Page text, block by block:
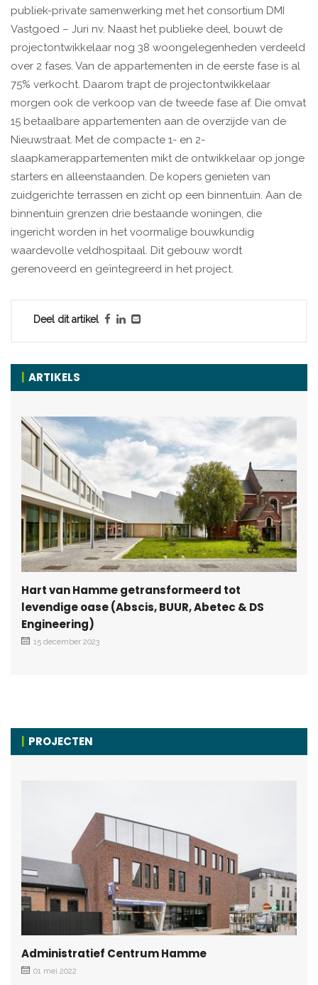
publiek-private samenwerking met het consortium DMI
Vastgoed – Juri nv. Naast het publieke deel, bouwt de
projectontwikkelaar nog 38 woongelegenheden verdeeld
over 2 fases. Van de appartementen in de eerste fase is al
75% verkocht. Daarom trapt de projectontwikkelaar
morgen ook de verkoop van de tweede fase af. Die omvat
15 betaalbare appartementen aan de overzijde van de
Nieuwstraat. Met de compacte 1- en 2-
slaapkamerappartementen mikt de ontwikkelaar op jonge
starters en alleenstaanden. De kopers genieten van
zuidgerichte terrassen en zicht op een binnentuin. Aan de
binnentuin grenzen drie bestaande woningen, die
ingericht worden in het voormalige bouwkundig
waardevolle veldhospitaal. Dit gebouw wordt
gerenoveerd en geïntegreerd in het project.
Deel dit artikel
ARTIKELS
Hart van Hamme getransformeerd tot
levendige oase (Abscis, BUUR, Abetec & DS
Engineering)
15 december 2023
PROJECTEN
Administratief Centrum Hamme
01 mei 2022